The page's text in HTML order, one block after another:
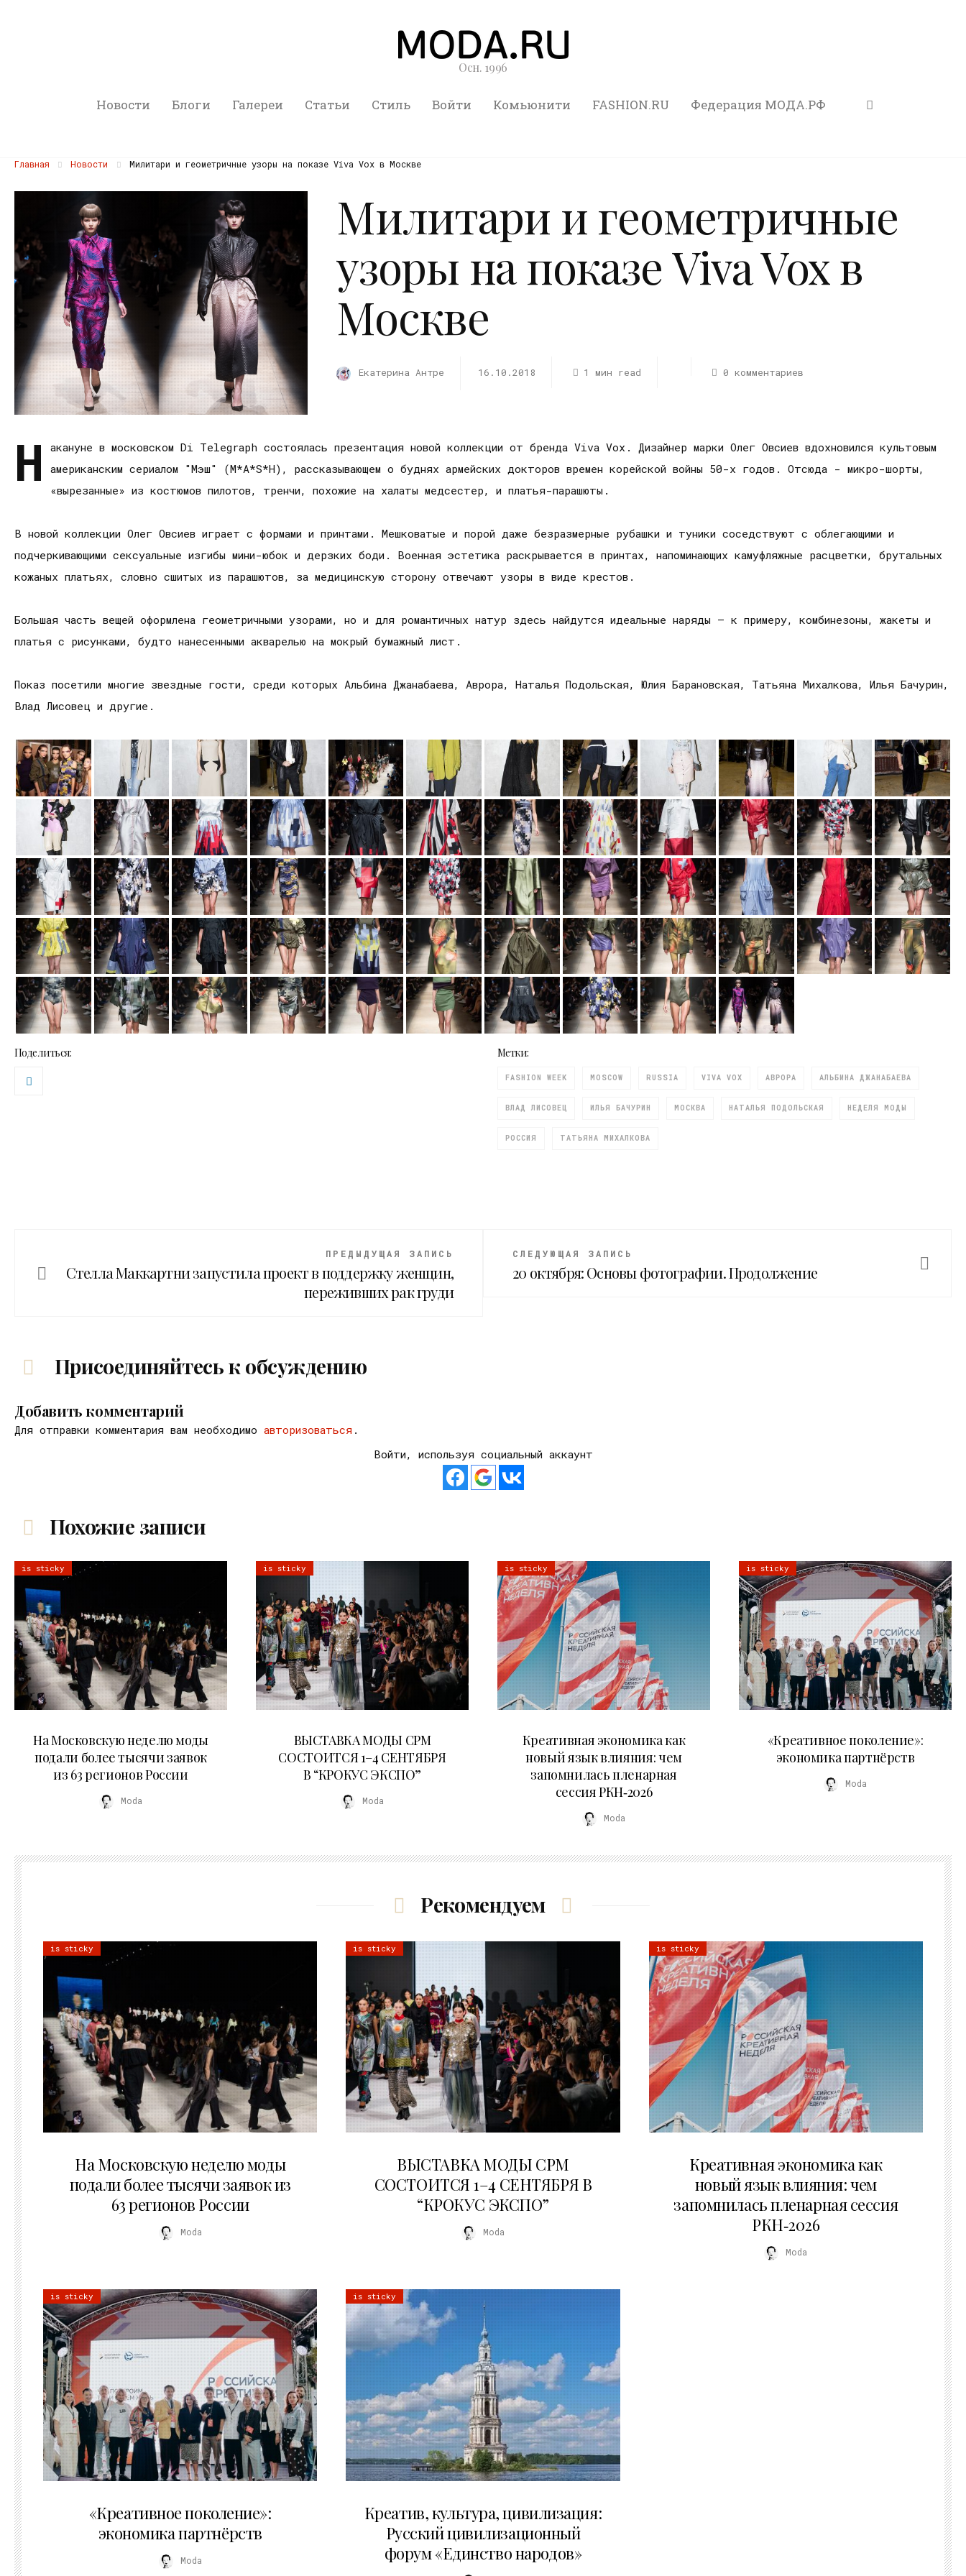
Осн. 1996
Новости Блоги Галереи Статьи Стиль Войти Комьюнити FASHION.RU Федерация МОДА.РФ
Главная Новости Милитари и геометричные узоры на показе Viva Vox в Москве
Милитари и геометричные
узоры на показе Viva Vox в
Москве
Екатерина Антре 16.10.2018 1 мин read 0 комментариев
Н
акануне в московском Di Telegraph состоялась презентация новой коллекции от бренда Viva Vox. Дизайнер марки Олег Овсиев вдохновился культовым
американским сериалом "Мэш" (M*A*S*H), рассказывающем о буднях армейских докторов времен корейской войны 50-х годов. Отсюда - микро-шорты,
«вырезанные» из костюмов пилотов, тренчи, похожие на халаты медсестер, и платья-парашюты.
В новой коллекции Олег Овсиев играет с формами и принтами. Мешковатые и порой даже безразмерные рубашки и туники соседствуют с облегающими и
подчеркивающими сексуальные изгибы мини-юбок и дерзких боди. Военная эстетика раскрывается в принтах, напоминающих камуфляжные расцветки, брутальных
кожаных платьях, словно сшитых из парашютов, за медицинскую сторону отвечают узоры в виде крестов.
Большая часть вещей оформлена геометричными узорами, но и для романтичных натур здесь найдутся идеальные наряды – к примеру, комбинезоны, жакеты и
платья с рисунками, будто нанесенными акварелью на мокрый бумажный лист.
Показ посетили многие звездные гости, среди которых Альбина Джанабаева, Аврора, Наталья Подольская, Юлия Барановская, Татьяна Михалкова, Илья Бачурин,
Влад Лисовец и другие.
Поделиться: Метки:
FASHION WEEK MOSCOW RUSSIA VIVA VOX АВРОРА АЛЬБИНА ДЖАНАБАЕВА
ВЛАД ЛИСОВЕЦ ИЛЬЯ БАЧУРИН МОСКВА НАТАЛЬЯ ПОДОЛЬСКАЯ НЕДЕЛЯ МОДЫ
РОССИЯ ТАТЬЯНА МИХАЛКОВА
ПРЕДЫДУЩАЯ ЗАПИСЬ
Стелла Маккартни запустила проект в поддержку женщин,
переживших рак груди
СЛЕДУЮЩАЯ ЗАПИСЬ
20 октября: Основы фотографии. Продолжение
Присоединяйтесь к обсуждению
Добавить комментарий
Для отправки комментария вам необходимо авторизоваться .
Войти, используя социальный аккаунт
Похожие записи
is sticky
На Московскую неделю моды
подали более тысячи заявок
из 63 регионов России
Moda
is sticky
ВЫСТАВКА МОДЫ CPM
СОСТОИТСЯ 1–4 СЕНТЯБРЯ
В “КРОКУС ЭКСПО”
Moda
is sticky
Креативная экономика как
новый язык влияния: чем
запомнилась пленарная
сессия РКН‑2026
Moda
is sticky
«Креативное поколение»:
экономика партнёрств
Moda
Рекомендуем
is sticky
На Московскую неделю моды
подали более тысячи заявок из
63 регионов России
Moda
is sticky
ВЫСТАВКА МОДЫ CPM
СОСТОИТСЯ 1–4 СЕНТЯБРЯ В
“КРОКУС ЭКСПО”
Moda
is sticky
Креативная экономика как
новый язык влияния: чем
запомнилась пленарная сессия
РКН‑2026
Moda
is sticky
«Креативное поколение»:
экономика партнёрств
Moda
is sticky
Креатив, культура, цивилизация:
Русский цивилизационный
форум «Единство народов»